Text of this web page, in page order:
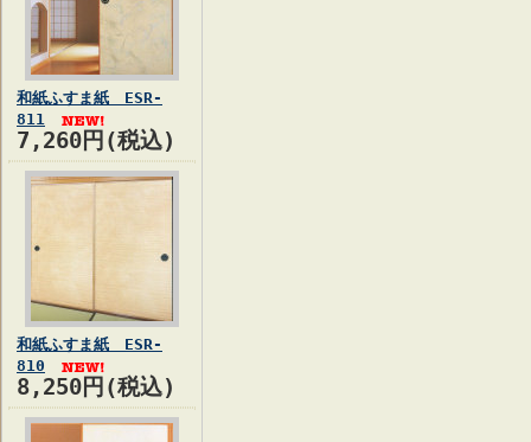
和紙ふすま紙 ESR-
811
7,260円(税込)
和紙ふすま紙 ESR-
810
8,250円(税込)